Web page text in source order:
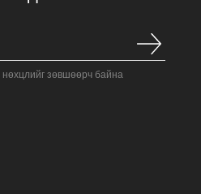
зөвшөөрч байна